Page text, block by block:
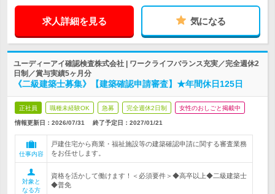
求人詳細を見る 気になる
ユーディーアイ確認検査株式会社 | ワークライフバランス充実／完全週休2
日制／賞与実績5ヶ月分
《二級建築士募集》【建築確認申請審査】★年間休日125日
正社員 職種未経験OK 急募 完全週休2日制 女性のおしごと掲載中
情報更新日：2026/07/31 終了予定日： 2027/01/21
仕事内容
戸建住宅から商業・福祉施設等の建築確認申請に関する審査業務
をお任せします。
対象と
なる方
資格を活かして働けます！＜必須要件＞◆高卒以上◆二級建築士
◆普免